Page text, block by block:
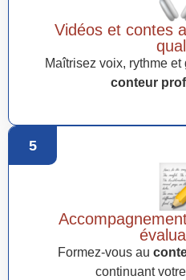
Vidéos et contes
Maîtrisez voix, rythme
conteur
5
Formez-vous au
continuant